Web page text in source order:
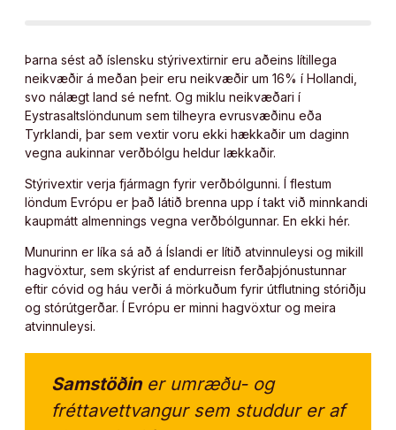
Þarna sést að íslensku stýrivextirnir eru aðeins lítillega
neikvæðir á meðan þeir eru neikvæðir um 16% í Hollandi,
svo nálægt land sé nefnt. Og miklu neikvæðari í
Eystrasaltslöndunum sem tilheyra evrusvæðinu eða
Tyrklandi, þar sem vextir voru ekki hækkaðir um daginn
vegna aukinnar verðbólgu heldur lækkaðir.
Stýrivextir verja fjármagn fyrir verðbólgunni. Í flestum
löndum Evrópu er það látið brenna upp í takt við minnkandi
kaupmátt almennings vegna verðbólgunnar. En ekki hér.
Munurinn er líka sá að á Íslandi er lítið atvinnuleysi og mikill
hagvöxtur, sem skýrist af endurreisn ferðaþjónustunnar
eftir cóvid og háu verði á mörkuðum fyrir útflutning stóriðju
og stórútgerðar. Í Evrópu er minni hagvöxtur og meira
atvinnuleysi.
Samstöðiner umræðu- og
fréttavettvangur sem studdur er af